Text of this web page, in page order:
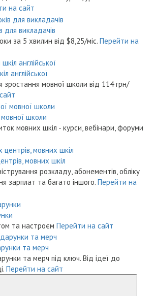
на сайт
для викладачів
за 5 хвилин від $8,25/міс. Перейти на
англійської
зростання мовної школи від 114 грн/
школи
мовних шкіл - курси, вебінари, форуми
мовних шкіл
розкладу, абонементів, обліку
зарплат та багато іншого. Перейти на
та настроєм Перейти на сайт
та мерч
та мерч під ключ. Від ідеї до
Перейти на сайт